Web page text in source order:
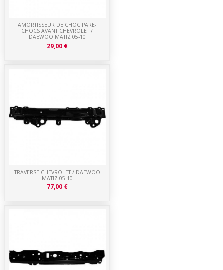
TRAVERSE CHEVROLET / DAEWOO
MATIZ 05-10
77,00 €
AMORTISSEUR DE CHOC PARE-
CHOCS AVANT CHEVROLET /
DAEWOO MATIZ 05-10
29,00 €